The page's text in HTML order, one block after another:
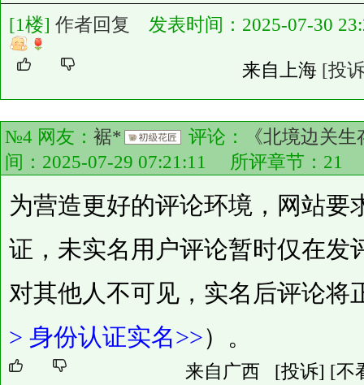
[1楼] 作者回复 发表时间：2025-07-30
来自上海 [投
№4 网友： 裾* 评论：
《北境边关
间：2025-07-29 07:21:11 所评章节： 21
为营造更好的评论环境，网站要
证，未实名用户评论暂时仅在发
对其他人不可见，实名后评论将
> 身份认证实名>>）。
来自广西 [投诉] [不